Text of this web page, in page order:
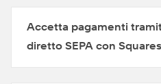
Accetta pagamenti
diretto SEPA con